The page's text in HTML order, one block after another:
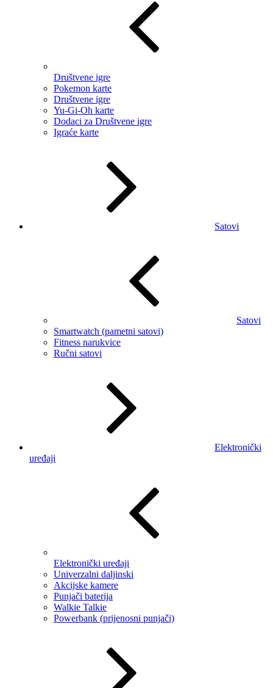
Društvene igre
Pokemon karte
Društvene igre
Yu-Gi-Oh karte
Dodaci za Društvene igre
Igraće karte
Satovi
Satovi
Smartwatch (pametni satovi)
Fitness narukvice
Ručni satovi
Elektronički
uređaji
Elektronički uređaji
Univerzalni daljinski
Akcijske kamere
Punjači baterija
Walkie Talkie
Powerbank (prijenosni punjači)